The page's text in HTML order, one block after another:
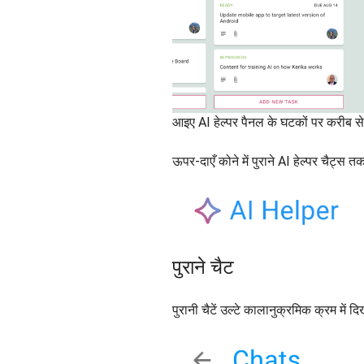
आइए AI हेल्पर पैनल के घटकों पर करीब
ऊपर-दाएँ कोने में पुराने AI हेल्पर चैट्स
पुराने चैट
पुरानी चैटें उल्टे कालानुक्रमिक क्रम में